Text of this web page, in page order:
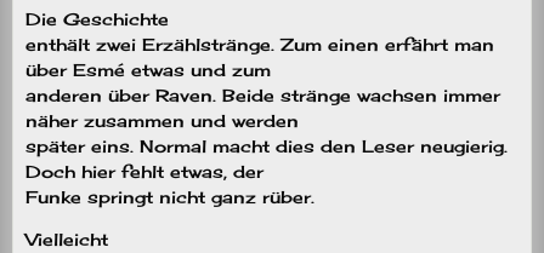
Die Geschichte
enthält zwei Erzählstränge. Zum einen erfährt man
über Esmé etwas und zum
anderen über Raven. Beide stränge wachsen immer
näher zusammen und werden
später eins. Normal macht dies den Leser neugierig.
Doch hier fehlt etwas, der
Funke springt nicht ganz rüber.
Vielleicht